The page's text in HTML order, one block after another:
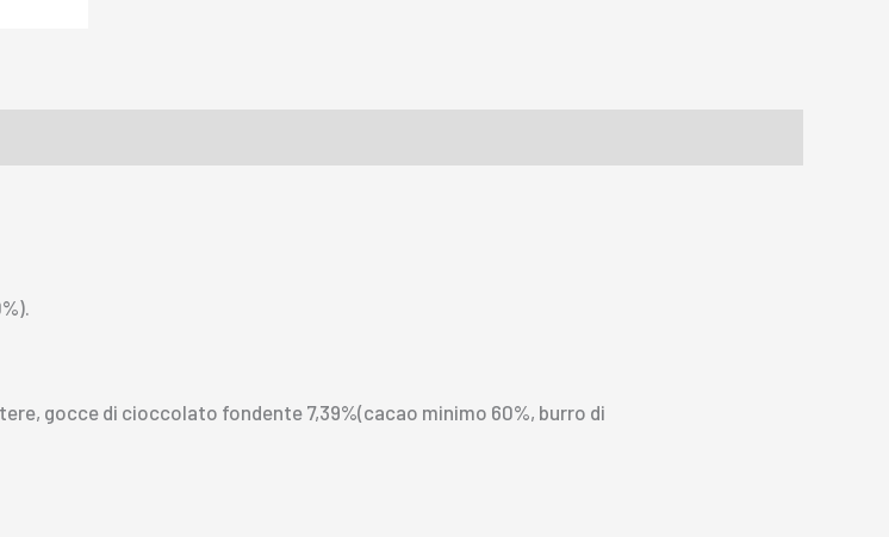
gocce di cioccolato fondente 7,39%(cacao minimo 60%, burro di